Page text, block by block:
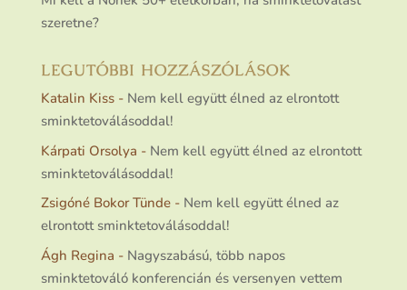
szeretne?
LEGUTÓBBI HOZZÁSZÓLÁSOK
Katalin Kiss- Nem kell együtt élned az elrontott
sminktetoválásoddal!
Kárpati Orsolya - Nem kell együtt élned az elrontott
sminktetoválásoddal!
Zsigóné Bokor Tünde- Nem kell együtt élned az
elrontott sminktetoválásoddal!
Ágh Regina - Nagyszabású, több napos
sminktetováló konferencián és versenyen vettem